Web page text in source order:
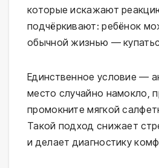
которые искажают
подчёркивают: ребёнок
обычной жизнью —
Единственное условие —
место случайно намокло,
промокните мягкой
Такой подход снижает
и делает диагностику